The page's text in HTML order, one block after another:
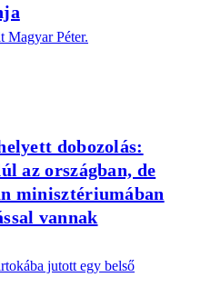
Magyar Péter.
dobozolás:
az országban, de
minisztériumában
vannak
jutott egy belső